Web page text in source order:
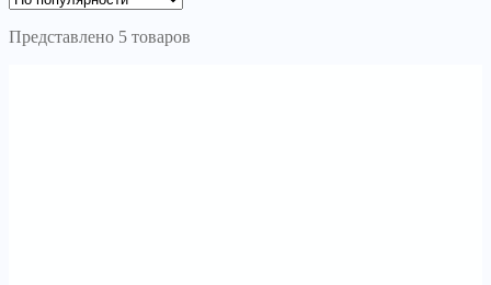
Представлено 5 товаров